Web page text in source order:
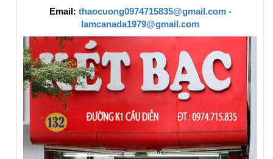
Email: thaocuong0974715835@gmail.com -
lamcanada1979@gmail.com